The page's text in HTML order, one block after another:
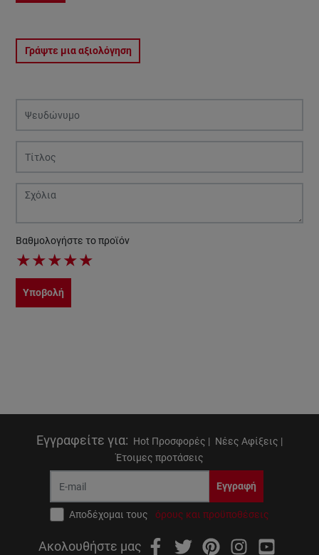
Γράψτε μια αξιολόγηση
Βαθμολογήστε το προϊόν
★★★★★
Υποβολή
Εγγραφείτε για: Hot Προσφορές | Νέες Αφίξεις |
Έτοιμες προτάσεις
Εγγραφή
Αποδέχομαι τους όρους και προϋποθέσεις
Ακολουθήστε μας